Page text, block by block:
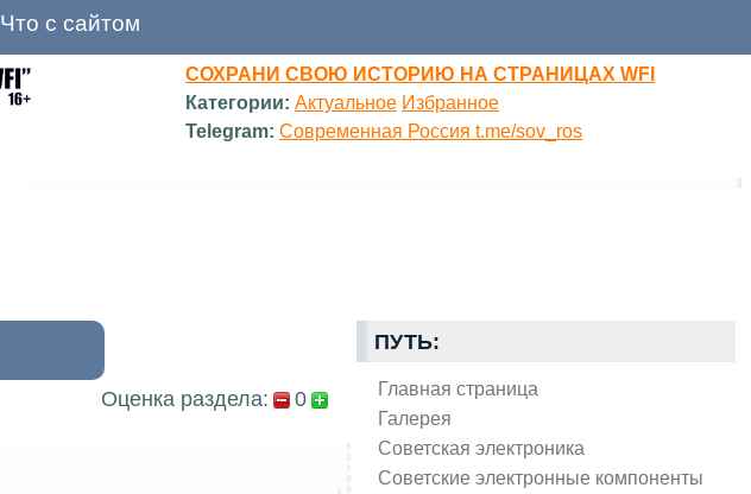
Что с сайтом
СОХРАНИ СВОЮ ИСТОРИЮ НА СТРАНИЦАХ WFI
Категории: Актуальное Избранное
Telegram: Современная Россия t.me/sov_ros
ПУТЬ:
Главная страница
Галерея
Советская электроника
Советские электронные компоненты
Оценка раздела: 0